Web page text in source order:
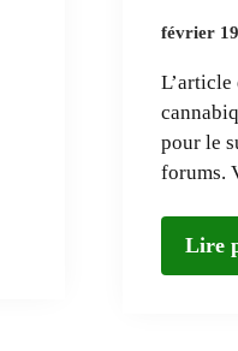
février
pour le
forums.
Lire